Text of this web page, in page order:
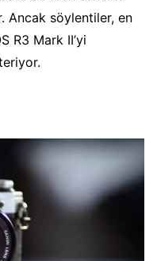
Ancak söylentiler, en
R3 Mark II’yi